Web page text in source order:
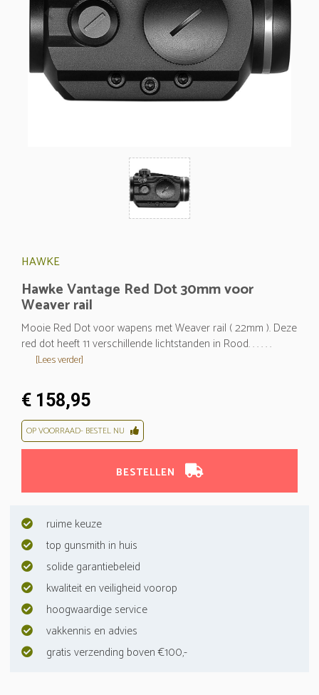
HAWKE
Hawke Vantage Red Dot 30mm voor
Weaver rail
Mooie Red Dot voor wapens met Weaver rail ( 22mm ). Deze
red dot heeft 11 verschillende lichtstanden in Rood. . . . . .
[Lees verder]
€ 158,95
OP VOORRAAD- BESTEL NU
BESTELLEN
ruime keuze
top gunsmith in huis
solide garantiebeleid
kwaliteit en veiligheid voorop
hoogwaardige service
vakkennis en advies
gratis verzending boven €100,-